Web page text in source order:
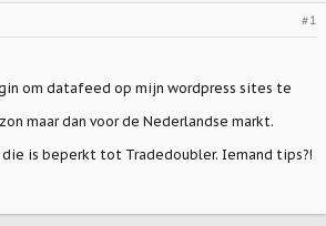
#1
om datafeed op mijn wordpress sites te
maar dan voor de Nederlandse markt.
is beperkt tot Tradedoubler. Iemand tips?!